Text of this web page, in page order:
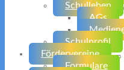
Schulleben
AGs
Schulprofil
Fördervereine
Formulare